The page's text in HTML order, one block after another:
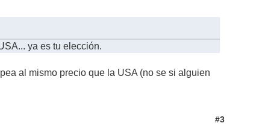
ya es tu elección.
al mismo precio que la USA (no se si alguien
#3